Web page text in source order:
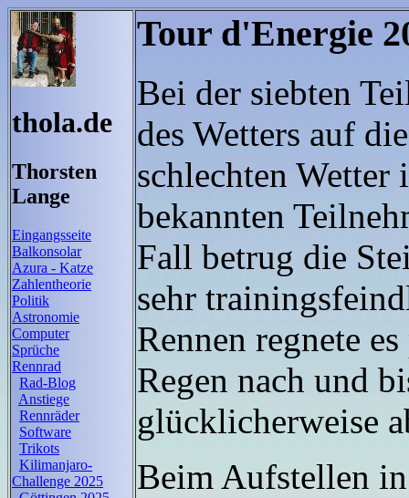
thola.de
Thorsten
Lange
Eingangsseite
Balkonsolar
Azura - Katze
Zahlentheorie
Politik
Astronomie
Computer
Sprüche
Rennrad
Rad-Blog
Anstiege
Rennräder
Software
Trikots
Kilimanjaro-
Challenge 2025
Tour d'Energie
Bei der siebten
des Wetters auf
schlechten Wetter
bekannten
Fall betrug die
sehr
Rennen regnete
Regen nach und
glücklicherweise
Beim Aufstellen